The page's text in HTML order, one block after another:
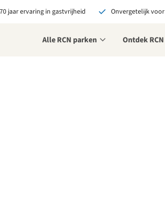
jaar ervaring in gastvrijheid Onvergetelijk
Alle RCN parken Ontdek RCN